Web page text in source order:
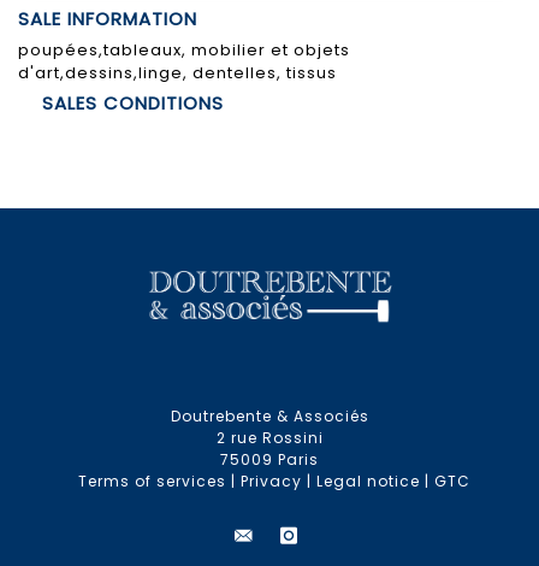
SALE INFORMATION
poupées,tableaux, mobilier et objets
d'art,dessins,linge, dentelles, tissus
SALES CONDITIONS
Doutrebente & Associés
2 rue Rossini
75009 Paris
Terms of services | Privacy | Legal notice | GTC